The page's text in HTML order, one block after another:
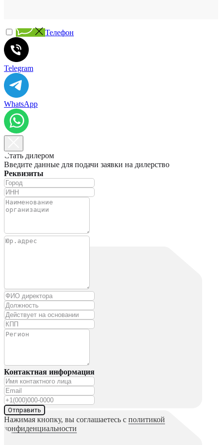
Телефон
Telegram
WhatsApp
Стать дилером
Введите данные для подачи заявки на дилерство
Реквизиты
Контактная информация
Отправить
Нажимая кнопку, вы соглашаетесь с политикой
конфиденциальности